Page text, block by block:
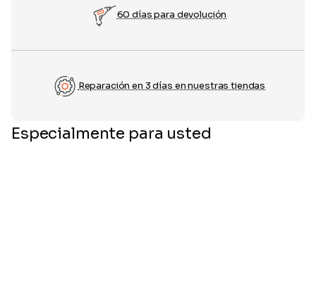
60 días para devolución
Reparación en 3 días en nuestras tiendas
Especialmente para usted